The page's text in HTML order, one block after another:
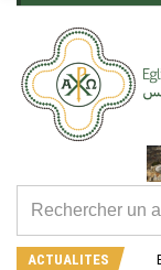
ACTUALITES